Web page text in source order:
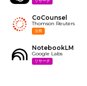
CoCounsel
Thomson Reuters
法務
NotebookLM
Google Labs
リサーチ